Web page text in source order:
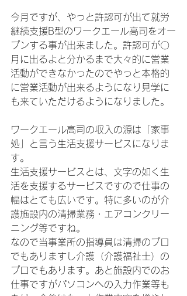
今月ですが、やっと許認可が出て就労
継続支援B型のワークエール高司をオー
プンする事が出来ました。許認可が〇
月に出るよと分かるまで大々的に営業
活動ができなかったのでやっと本格的
に営業活動が出来るようになり見学に
も来ていただけるようになりました。
ワークエール高司の収入の源は「家事
処」と言う生活支援サービスになりま
す。
生活支援サービスとは、文字の如く生
活を支援するサービスですので仕事の
幅はとても広いです。特に多いのが介
護施設内の清掃業務・エアコンクリー
ニング等ですね。
なので当事業所の指導員は清掃のプロ
でもありますし介護（介護福祉士）の
プロでもあります。あと施設内でのお
仕事ですがパソコンへの入力作業等も